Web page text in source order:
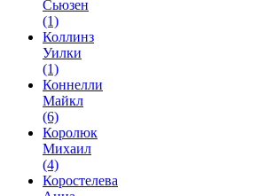
Сьюзен
(1)
Коллинз
Уилки
(1)
Коннелли
Майкл
(6)
Королюк
Михаил
(4)
Коростелева